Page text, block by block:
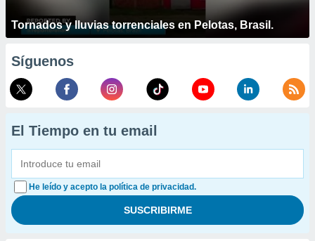
Tornados y lluvias torrenciales en Pelotas, Brasil.
Síguenos
El Tiempo en tu email
He leído y acepto la política de privacidad.